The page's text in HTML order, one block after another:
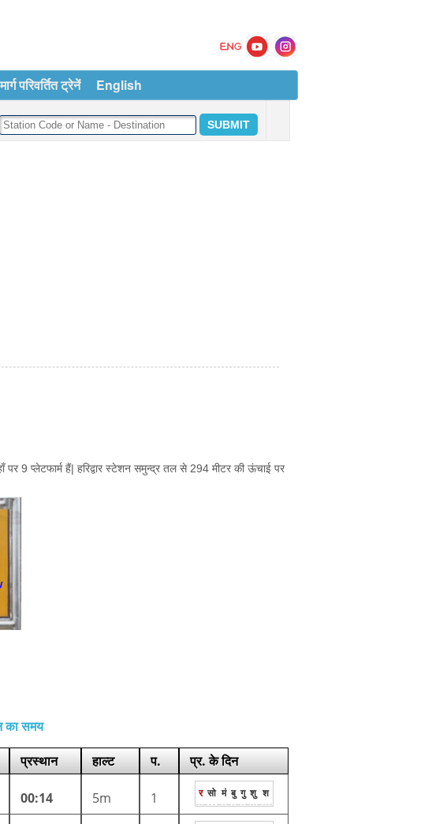
मार्ग परिवर्तित ट्रेनें English
पर 9 प्लेटफार्म हैं| हरिद्वार स्टेशन समुन्द्र तल से 294 मीटर की ऊंचाई पर
का समय
प्रस्थान हाल्ट प. प्र. के दिन
00:14 5m 1 र सो मं बु गु शु श